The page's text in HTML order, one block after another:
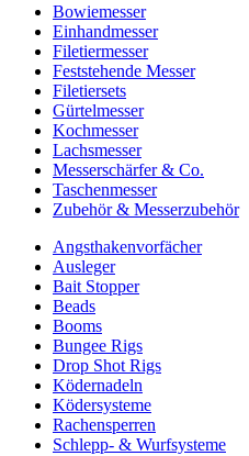
Bowiemesser
Einhandmesser
Filetiermesser
Feststehende Messer
Filetiersets
Gürtelmesser
Kochmesser
Lachsmesser
Messerschärfer & Co.
Taschenmesser
Zubehör & Messerzubehör
Angsthakenvorfächer
Ausleger
Bait Stopper
Beads
Booms
Bungee Rigs
Drop Shot Rigs
Ködernadeln
Ködersysteme
Rachensperren
Schlepp- & Wurfsysteme